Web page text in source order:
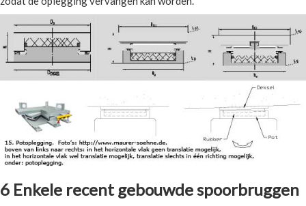
6 Enkele recent gebouwde spoorbruggen